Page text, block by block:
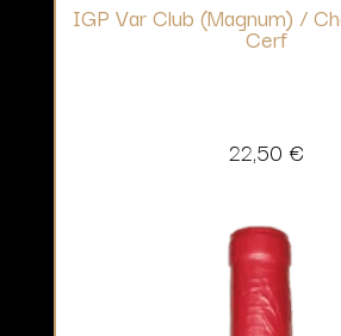
IGP Var Club (Magnum) /
Cerf
22,50 €